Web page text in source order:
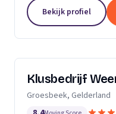
klussenbedrijf en heb
Bekijk profiel
Klusbedrijf
Groesbeek, Gelderland